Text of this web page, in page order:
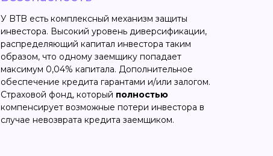
У BTB есть комплексный механизм защиты
инвестора. Высокий уровень диверсификации,
распределяющий капитал инвестора таким
образом, что одному заемщику попадает
максимум 0,04% капитала. Дополнительное
обеспечение кредита гарантами и/или залогом.
Страховой фонд, который полностью
компенсирует возможные потери инвестора в
случае невозврата кредита заемщиком.